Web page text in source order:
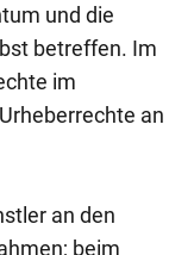
und die
betreffen. Im
im
an
an den
beim